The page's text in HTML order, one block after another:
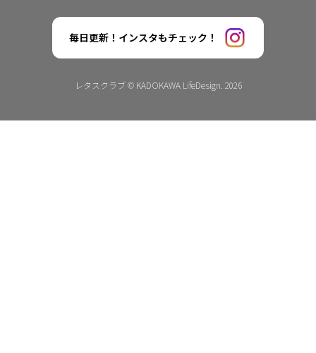
毎日更新！インスタもチェック！
レタスクラブ © KADOKAWA LifeDesign. 2026